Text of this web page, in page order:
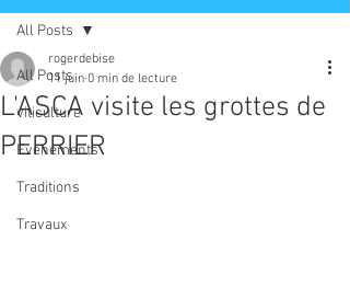
All Posts
viticulture
Evenements
Traditions
Travaux
All Posts
L'ASCA visite les grottes de
PERRIER
rogerdebise
11 juin 0 min de lecture